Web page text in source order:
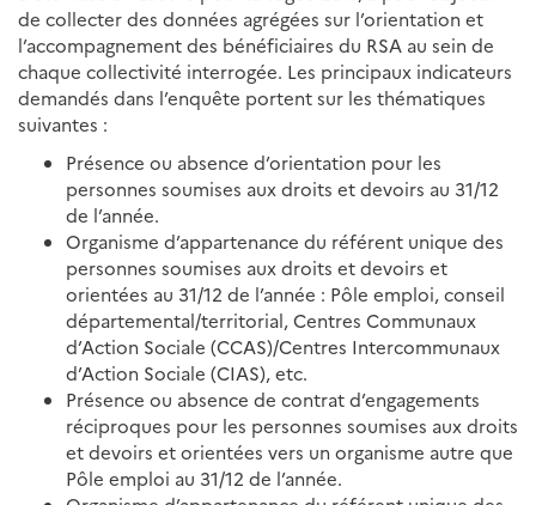
de collecter des données agrégées sur l’orientation et
l’accompagnement des bénéficiaires du RSA au sein de
chaque collectivité interrogée. Les principaux indicateurs
demandés dans l’enquête portent sur les thématiques
suivantes :
Présence ou absence d’orientation pour les
personnes soumises aux droits et devoirs au 31/12
de l’année.
Organisme d’appartenance du référent unique des
personnes soumises aux droits et devoirs et
orientées au 31/12 de l’année : Pôle emploi, conseil
départemental/territorial, Centres Communaux
d’Action Sociale (CCAS)/Centres Intercommunaux
d’Action Sociale (CIAS), etc.
Présence ou absence de contrat d’engagements
réciproques pour les personnes soumises aux droits
et devoirs et orientées vers un organisme autre que
Pôle emploi au 31/12 de l’année.